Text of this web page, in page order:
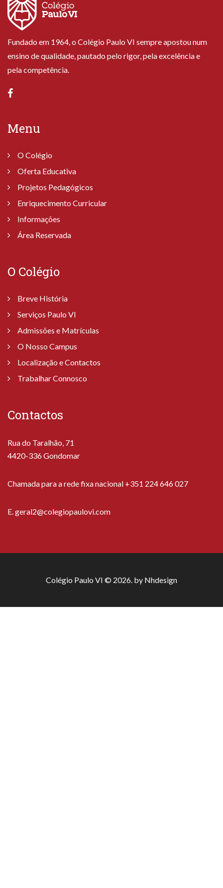
Fundado em 1964, o Colégio Paulo VI sempre apostou num
ensino de qualidade, pautado pelo rigor, pela excelência e
pela competência.
Menu
O Colégio
Oferta Educativa
Projetos Pedagógicos
Enriquecimento Curricular
Informações
Área Reservada
O Colégio
Breve História
Serviços Paulo VI
Admissões e Matrículas
O Nosso Campus
Localização e Contactos
Trabalhar Connosco
Contactos
Rua do Taralhão, 71
4420-336 Gondomar
Chamada para a rede fixa nacional +351 224 646 027
E.geral2@colegiopaulovi.com
Colégio Paulo VI © 2026. by Nhdesign